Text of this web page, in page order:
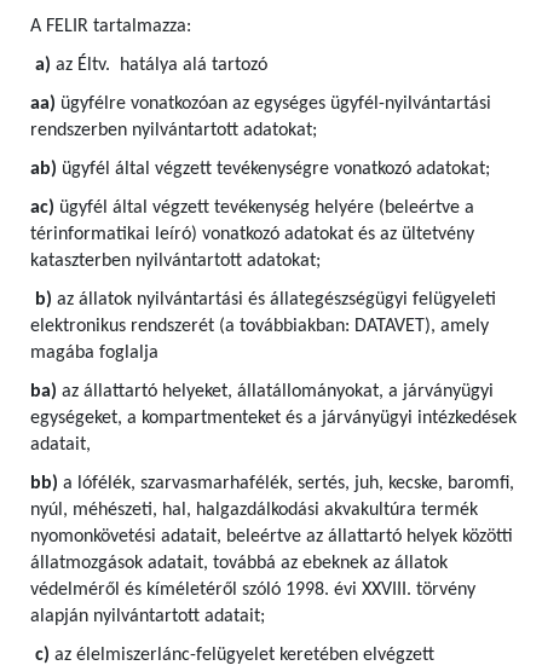
A FELIR tartalmazza:
a) az Éltv. hatálya alá tartozó
aa) ügyfélre vonatkozóan az egységes ügyfél-nyilvántartási
rendszerben nyilvántartott adatokat;
ab) ügyfél által végzett tevékenységre vonatkozó adatokat;
ac) ügyfél által végzett tevékenység helyére (beleértve a
térinformatikai leíró) vonatkozó adatokat és az ültetvény
kataszterben nyilvántartott adatokat;
b) az állatok nyilvántartási és állategészségügyi felügyeleti
elektronikus rendszerét (a továbbiakban: DATAVET), amely
magába foglalja
ba) az állattartó helyeket, állatállományokat, a járványügyi
egységeket, a kompartmenteket és a járványügyi intézkedések
adatait,
bb) a lófélék, szarvasmarhafélék, sertés, juh, kecske, baromfi,
nyúl, méhészeti, hal, halgazdálkodási akvakultúra termék
nyomonkövetési adatait, beleértve az állattartó helyek közötti
állatmozgások adatait, továbbá az ebeknek az állatok
védelméről és kíméletéről szóló 1998. évi XXVIII. törvény
alapján nyilvántartott adatait;
c) az élelmiszerlánc-felügyelet keretében elvégzett